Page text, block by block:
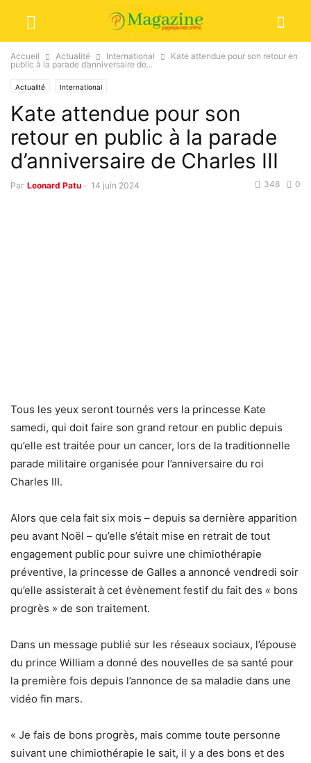
Accueil Actualité International
Kate attendue pour son retour en
public à la parade d’anniversaire de...
Actualité International
Kate attendue pour son
retour en public à la parade
d’anniversaire de Charles III
Par Leonard Patu - 14 juin 2024 0
348
Tous les yeux seront tournés vers la princesse Kate
samedi, qui doit faire son grand retour en public depuis
qu’elle est traitée pour un cancer, lors de la traditionnelle
parade militaire organisée pour l’anniversaire du roi
Charles III.
Alors que cela fait six mois – depuis sa dernière apparition
peu avant Noël – qu’elle s’était mise en retrait de tout
engagement public pour suivre une chimiothérapie
préventive, la princesse de Galles a annoncé vendredi soir
qu’elle assisterait à cet évènement festif du fait des « bons
progrès » de son traitement.
Dans un message publié sur les réseaux sociaux, l’épouse
du prince William a donné des nouvelles de sa santé pour
la première fois depuis l’annonce de sa maladie dans une
vidéo fin mars.
« Je fais de bons progrès, mais comme toute personne
suivant une chimiothérapie le sait, il y a des bons et des